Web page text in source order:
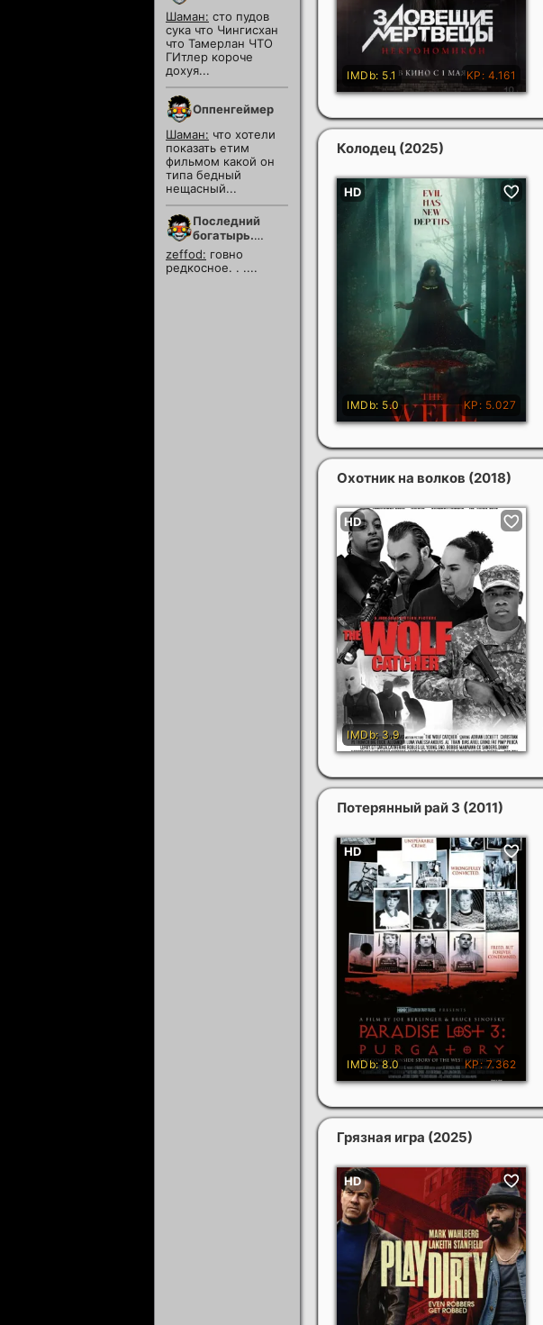
Колодец (2025)
Охотник на волков (2018)
Потерянный рай 3 (2011)
Грязная игра (2025)
Шаман: сто пудов
сука что Чингисхан
что Тамерлан ЧТО
ГИтлер короче
дохуя...
Оппенгеймер
Шаман: что хотели
показать етим
фильмом какой он
типа бедный
нещасный...
Последний
богатырь.
Колобок
zeffod: говно
редкосное. . ....